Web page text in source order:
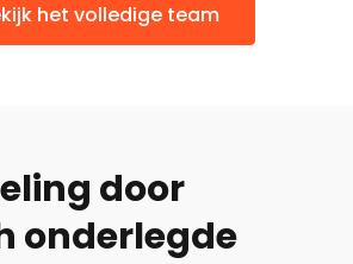
het volledige team
door
onderlegde